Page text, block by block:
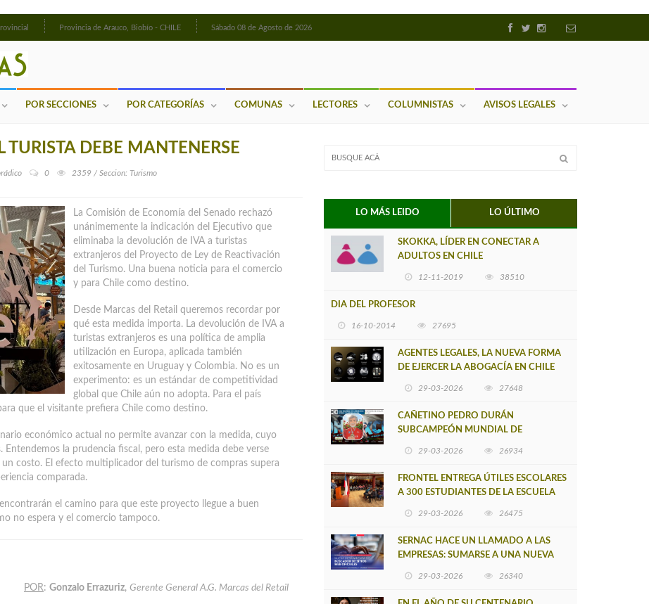
Provincia de Arauco, Biobío - CHILE Sábado 08 de Agosto de 2026
POR SECCIONES POR CATEGORÍAS COMUNAS LECTORES COLUMNISTAS AVISOS LEGALES
DEBE MANTENERSE
0 2359 / Seccion: Turismo
La Comisión de Economía del Senado rechazó
unánimemente la indicación del Ejecutivo que
eliminaba la devolución de IVA a turistas
extranjeros del Proyecto de Ley de Reactivación
del Turismo. Una buena noticia para el comercio
y para Chile como destino.
Desde Marcas del Retail queremos recordar por
qué esta medida importa. La devolución de IVA a
turistas extranjeros es una política de amplia
utilización en Europa, aplicada también
exitosamente en Uruguay y Colombia. No es un
experimento: es un estándar de competitividad
global que Chile aún no adopta. Para el país
que el visitante prefiera Chile como destino.
económico actual no permite avanzar con la medida, cuyo
la prudencia fiscal, pero esta medida debe verse
costo. El efecto multiplicador del turismo de compras supera
comparada.
el camino para que este proyecto llegue a buen
no espera y el comercio tampoco.
POR: Gonzalo Errazuriz, Gerente General A.G. Marcas del Retail
LO MÁS LEIDO LO ÚLTIMO
SKOKKA, LÍDER EN CONECTAR A
ADULTOS EN CHILE
12-11-2019 38510
DIA DEL PROFESOR
16-10-2014 27695
AGENTES LEGALES, LA NUEVA FORMA
DE EJERCER LA ABOGACÍA EN CHILE
29-03-2026 27648
CAÑETINO PEDRO DURÁN
SUBCAMPEÓN MUNDIAL DE
29-03-2026 26934
FRONTEL ENTREGA ÚTILES ESCOLARES
A 300 ESTUDIANTES DE LA ESCUELA
29-03-2026 26475
SERNAC HACE UN LLAMADO A LAS
EMPRESAS: SUMARSE A UNA NUEVA
29-03-2026 26340